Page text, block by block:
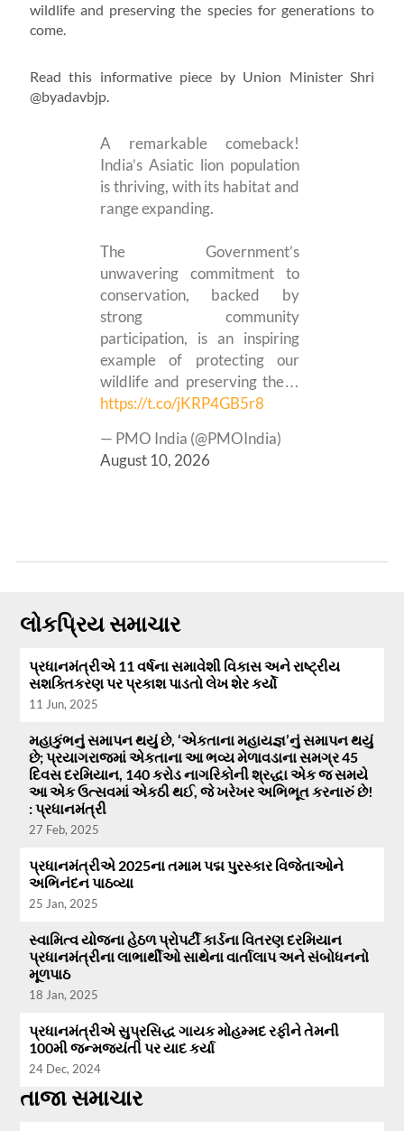
wildlife and preserving the species for generations to
come.
Read this informative piece by Union Minister Shri
@byadavbjp.
A remarkable comeback!
India’s Asiatic lion population
is thriving, with its habitat and
range expanding.
The Government’s
unwavering commitment to
conservation, backed by
strong community
participation, is an inspiring
example of protecting our
wildlife and preserving the…
https://t.co/jKRP4GB5r8
— PMO India (@PMOIndia)
August 10, 2026
લોકપ્રિય સમાચાર
પ્રધાનમંત્રીએ 11 વર્ષના સમાવેશી વિકાસ અને રાષ્ટ્રીય
સશક્તિકરણ પર પ્રકાશ પાડતો લેખ શેર કર્યો
11 Jun, 2025
મહાકુંભનું સમાપન થયું છે, ‘એકતાના મહાયજ્ઞ’નું સમાપન થયું
છે; પ્રયાગરાજમાં એકતાના આ ભવ્ય મેળાવડાના સમગ્ર 45
દિવસ દરમિયાન, 140 કરોડ નાગરિકોની શ્રદ્ધા એક જ સમયે
આ એક ઉત્સવમાં એકઠી થઈ, જે ખરેખર અભિભૂત કરનારું છે!
: પ્રધાનમંત્રી
27 Feb, 2025
પ્રધાનમંત્રીએ 2025ના તમામ પદ્મ પુરસ્કાર વિજેતાઓને
અભિનંદન પાઠવ્યા
25 Jan, 2025
સ્વામિત્વ યોજના હેઠળ પ્રોપર્ટી કાર્ડના વિતરણ દરમિયાન
પ્રધાનમંત્રીના લાભાર્થીઓ સાથેના વાર્તાલાપ અને સંબોધનનો
મૂળપાઠ
18 Jan, 2025
પ્રધાનમંત્રીએ સુપ્રસિદ્ધ ગાયક મોહમ્મદ રફીને તેમની
100મી જન્મજયંતી પર યાદ કર્યા
24 Dec, 2024
તાજા સમાચાર